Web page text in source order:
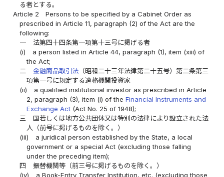
る者とする。
Article 2
Persons to be specified by a Cabinet Order as
prescribed in Article 11, paragraph (2) of the Act are the
following:
一
法第四十四条第一項第十三号に掲げる者
(i)
a person listed in Article 44, paragraph (1), item (xiii) of
the Act;
二
金融商品取引法（昭和二十三年法律第二十五号）第二条第三
項第一号に規定する適格機関投資家
(ii)
a qualified institutional investor as prescribed in Article
2, paragraph (3), item (i) of the Financial Instruments and
Exchange Act(Act No. 25 of 1948);
三
国若しくは地方公共団体又は特別の法律により設立された法
人（前号に掲げるものを除く。）
(iii)
a juridical person established by the State, a local
government or a special Act (excluding those falling
under the preceding item);
四
振替機関等（前三号に掲げるものを除く。）
(iv)
a Book-Entry Transfer Institution, etc. (excluding those